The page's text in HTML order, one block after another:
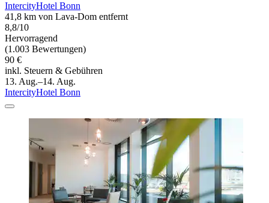
IntercityHotel Bonn
41,8 km von Lava-Dom entfernt
8,8/10
Hervorragend
(1.003 Bewertungen)
90 €
inkl. Steuern & Gebühren
13. Aug.–14. Aug.
IntercityHotel Bonn